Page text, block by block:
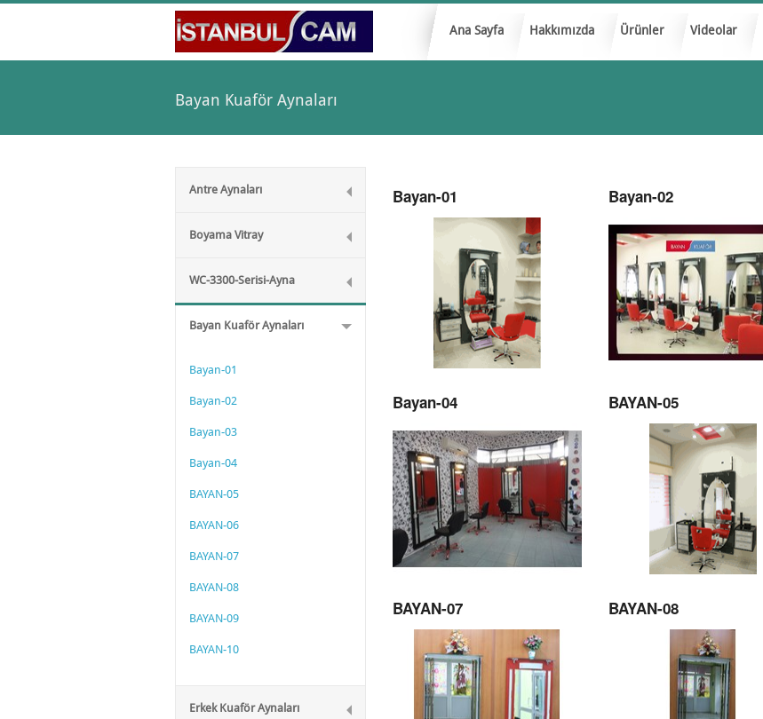
Ana Sayfa Hakkımızda Ürünler Videolar
Bayan Kuaför Aynaları
Antre Aynaları
Boyama Vitray
WC-3300-Serisi-Ayna
Bayan Kuaför Aynaları
Bayan-01
Bayan-02
Bayan-03
Bayan-04
BAYAN-05
BAYAN-06
BAYAN-07
BAYAN-08
BAYAN-09
BAYAN-10
Erkek Kuaför Aynaları
Bayan-01 Bayan-02
Bayan-04 BAYAN-05
BAYAN-07 BAYAN-08